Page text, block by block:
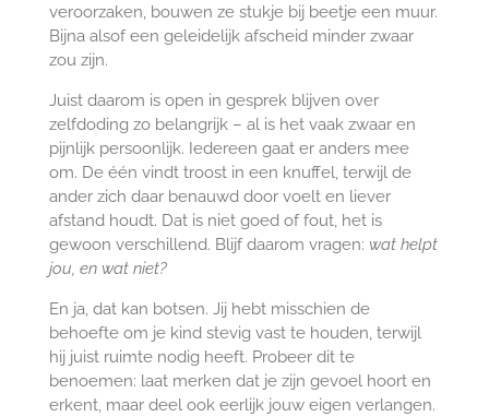
veroorzaken, bouwen ze stukje bij beetje een muur.
Bijna alsof een geleidelijk afscheid minder zwaar
zou zijn.
Juist daarom is open in gesprek blijven over
zelfdoding zo belangrijk – al is het vaak zwaar en
pijnlijk persoonlijk. Iedereen gaat er anders mee
om. De één vindt troost in een knuffel, terwijl de
ander zich daar benauwd door voelt en liever
afstand houdt. Dat is niet goed of fout, het is
gewoon verschillend. Blijf daarom vragen: wat helpt
jou, en wat niet?
En ja, dat kan botsen. Jij hebt misschien de
behoefte om je kind stevig vast te houden, terwijl
hij juist ruimte nodig heeft. Probeer dit te
benoemen: laat merken dat je zijn gevoel hoort en
erkent, maar deel ook eerlijk jouw eigen verlangen.